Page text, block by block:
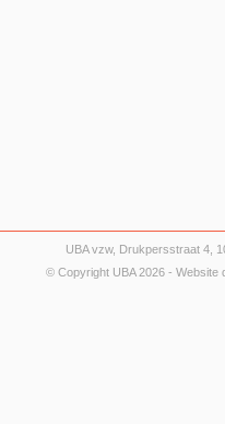
UBA vzw, Drukpersstraat 4,
© Copyright UBA 2026 - Website